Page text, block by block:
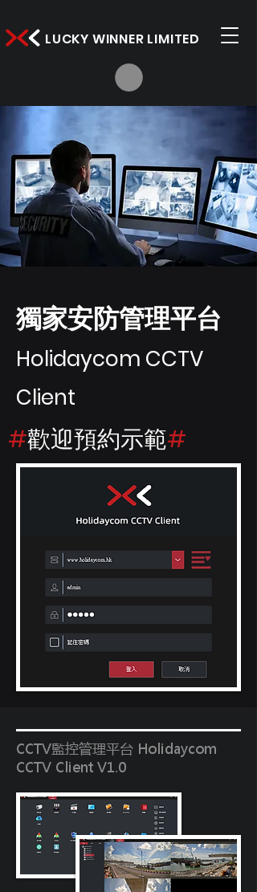
LUCKY WINNER LIMITED
獨家安防管理平台
Holidaycom CCTV
Client
​#歡迎預約示範#
CCTV監控管理平台 Holidaycom
CCTV Client V1.0